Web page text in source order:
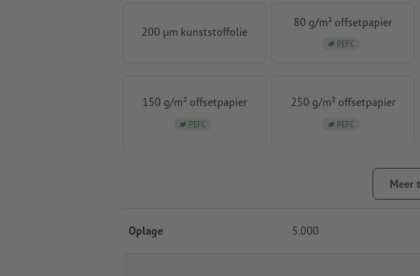
200 µm kunststoffolie
80 g/m² offsetpapier
PEFC
150 g/m² offsetpapier
PEFC
250 g/m² offsetpapier
PEFC
Meer
Oplage 5.000